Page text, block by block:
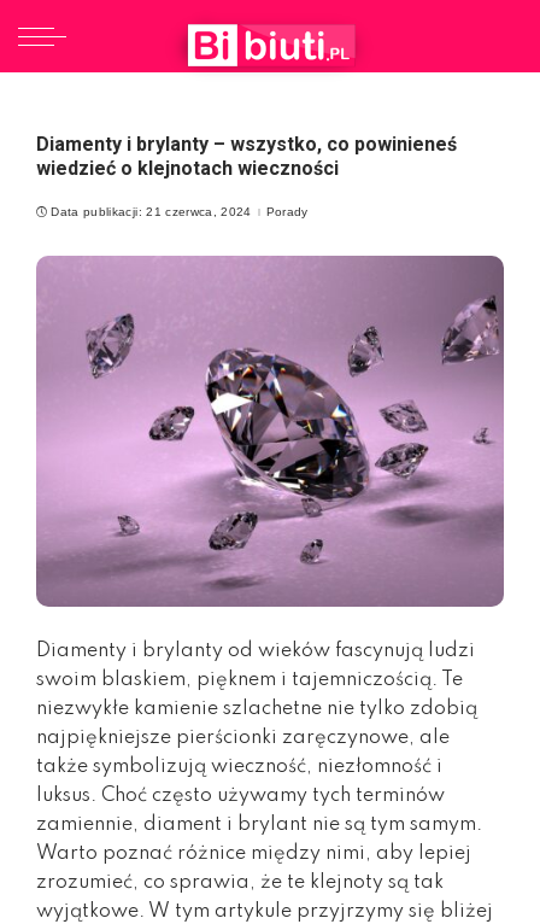
Diamenty i brylanty – wszystko, co powinieneś
wiedzieć o klejnotach wieczności
Data publikacji: 21 czerwca, 2024 Porady
Diamenty i brylanty od wieków fascynują ludzi
swoim blaskiem, pięknem i tajemniczością. Te
niezwykłe kamienie szlachetne nie tylko zdobią
najpiękniejsze pierścionki zaręczynowe, ale
także symbolizują wieczność, niezłomność i
luksus. Choć często używamy tych terminów
zamiennie, diament i brylant nie są tym samym.
Warto poznać różnice między nimi, aby lepiej
zrozumieć, co sprawia, że te klejnoty są tak
wyjątkowe. W tym artykule przyjrzymy się bliżej